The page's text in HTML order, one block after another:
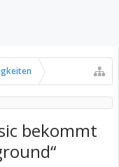
bekommt